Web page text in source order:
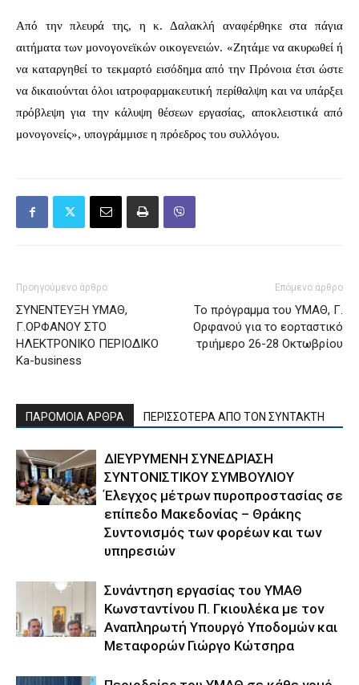
Από την πλευρά της, η κ. Δαλακλή αναφέρθηκε στα πάγια
αιτήματα των μονογονεϊκών οικογενειών. «Ζητάμε να ακυρωθεί ή
να καταργηθεί το τεκμαρτό εισόδημα από την Πρόνοια έτσι ώστε
να δικαιούνται όλοι ιατροφαρμακευτική περίθαλψη και να υπάρξει
πρόβλεψη για την κάλυψη θέσεων εργασίας, αποκλειστικά από
μονογονείς», υπογράμμισε η πρόεδρος του συλλόγου.
Προηγούμενο άρθρο
ΣΥΝΕΝΤΕΥΞΗ ΥΜΑΘ,
Γ.ΟΡΦΑΝΟΥ ΣΤΟ
ΗΛΕΚΤΡΟΝΙΚΟ ΠΕΡΙΟΔΙΚΟ
Ka-business
Επόμενο άρθρο
Το πρόγραμμα του ΥΜΑΘ, Γ.
Ορφανού για το εορταστικό
τριήμερο 26-28 Οκτωβρίου
ΠΑΡΟΜΟΙΑ ΑΡΘΡΑ ΠΕΡΙΣΣΟΤΕΡΑ ΑΠΟ ΤΟΝ ΣΥΝΤΑΚΤΗ
ΔΙΕΥΡΥΜΕΝΗ ΣΥΝΕΔΡΙΑΣΗ
ΣΥΝΤΟΝΙΣΤΙΚΟΥ ΣΥΜΒΟΥΛΙΟΥ
Έλεγχος μέτρων πυροπροστασίας σε
επίπεδο Μακεδονίας – Θράκης
Συντονισμός των φορέων και των
υπηρεσιών
Συνάντηση εργασίας του ΥΜΑΘ
Κωνσταντίνου Π. Γκιουλέκα με τον
Αναπληρωτή Υπουργό Υποδομών και
Μεταφορών Γιώργο Κώτσηρα